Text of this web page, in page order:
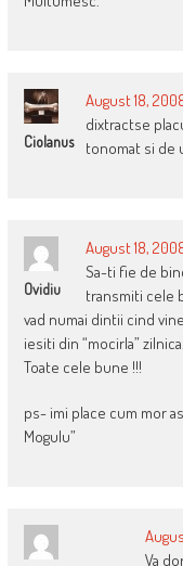
Ciolanus
August 18, 2008
dixtractse
tonomat si de
Ovidiu
August 18,
Sa-ti fie de
transmiti cele
vad numai dintii cind
iesiti din “mocirla” zilnica.
Toate cele bune !!!
ps- imi place cum mor
Mogulu”
Va